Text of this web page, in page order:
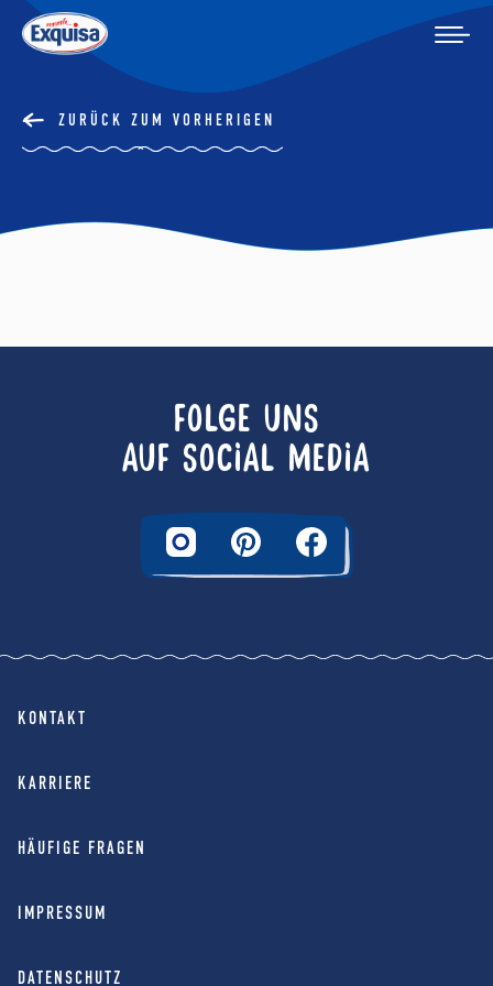
ZURÜCK ZUM VORHERIGEN
FOLGE UNS
AUF SOCIAL MEDIA
KONTAKT
KARRIERE
HÄUFIGE FRAGEN
IMPRESSUM
DATENSCHUTZ